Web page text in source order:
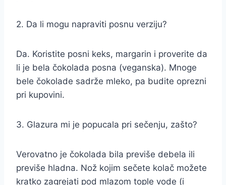
2. Da li mogu napraviti posnu verziju?
Da. Koristite posni keks, margarin i proverite da
li je bela čokolada posna (veganska). Mnoge
bele čokolade sadrže mleko, pa budite oprezni
pri kupovini.
3. Glazura mi je popucala pri sečenju, zašto?
Verovatno je čokolada bila previše debela ili
previše hladna. Nož kojim sečete kolač možete
kratko zagrejati pod mlazom tople vode (i